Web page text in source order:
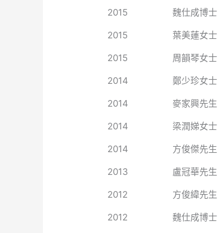
2015
魏仕成博士
2015
葉美蓮女士
2015
周韻琴女士
2014
鄭少珍女士
2014
麥家興先生
2014
梁潤娣女士
2014
方俊傑先生
2013
盧冠華先生
2012
方俊緯先生
2012
魏仕成博士